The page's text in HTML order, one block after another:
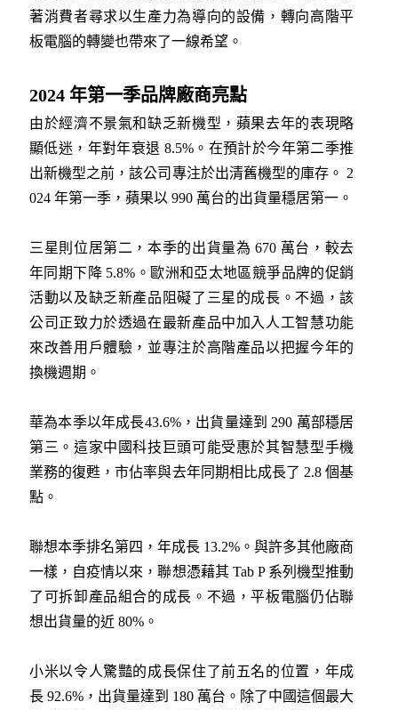
著消費者尋求以生產力為導向的設備，轉向高階平
板電腦的轉變也帶來了一線希望。
2024 年第一季品牌廠商亮點
由於經濟不景氣和缺乏新機型，蘋果去年的表現略
顯低迷，年對年衰退 8.5%。在預計於今年第二季推
出新機型之前，該公司專注於出清舊機型的庫存。 2
024 年第一季，蘋果以 990 萬台的出貨量穩居第一。
三星則位居第二，本季的出貨量為 670 萬台，較去
年同期下降 5.8%。歐洲和亞太地區競爭品牌的促銷
活動以及缺乏新產品阻礙了三星的成長。不過，該
公司正致力於透過在最新產品中加入人工智慧功能
來改善用戶體驗，並專注於高階產品以把握今年的
換機週期。
華為本季以年成長43.6%，出貨量達到 290 萬部穩居
第三。這家中國科技巨頭可能受惠於其智慧型手機
業務的復甦，市佔率與去年同期相比成長了 2.8 個基
點。
聯想本季排名第四，年成長 13.2%。與許多其他廠商
一樣，自疫情以來，聯想憑藉其 Tab P 系列機型推動
了可拆卸產品組合的成長。不過，平板電腦仍佔聯
想出貨量的近 80%。
小米以令人驚豔的成長保住了前五名的位置，年成
長 92.6%，出貨量達到 180 萬台。除了中國這個最大